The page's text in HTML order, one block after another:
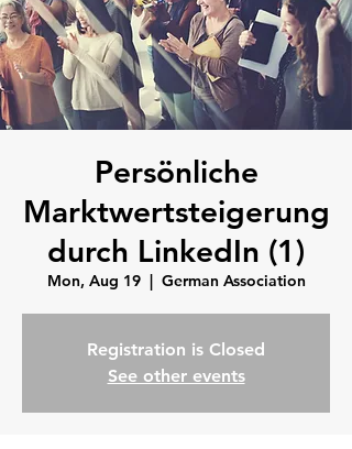
Persönliche
Marktwertsteigerung
durch LinkedIn (1)
Mon, Aug 19
  |
German Association
Registration is Closed
See other events